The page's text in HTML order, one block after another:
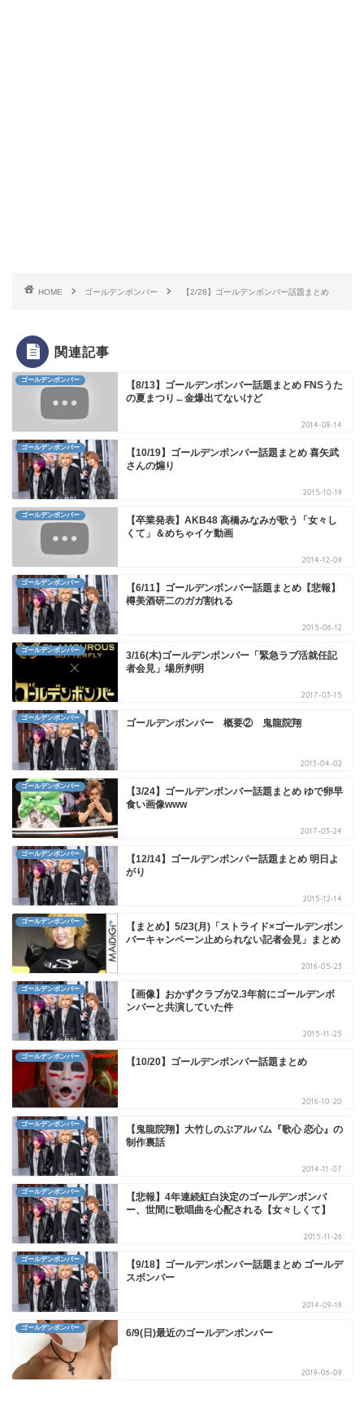
HOME ゴールデンボンバー 【2/28】ゴールデンボンバー話題まとめ
関連記事
ゴールデンボンバー
【8/13】ゴールデンボンバー話題まとめ FNSうた
の夏まつり←金爆出てないけど
2014-08-14
ゴールデンボンバー
【10/19】ゴールデンボンバー話題まとめ 喜矢武
さんの煽り
2015-10-19
ゴールデンボンバー
【卒業発表】AKB48 高橋みなみが歌う「女々し
くて」＆めちゃイケ動画
2014-12-09
ゴールデンボンバー
【6/11】ゴールデンボンバー話題まとめ【悲報】
樽美酒研二のガガ割れる
2015-06-12
ゴールデンボンバー
3/16(木)ゴールデンボンバー「緊急ラブ活就任記
者会見」場所判明
2017-03-15
ゴールデンボンバー ゴールデンボンバー 概要② 鬼龍院翔
2013-04-02
ゴールデンボンバー
【3/24】ゴールデンボンバー話題まとめ ゆで卵早
食い画像www
2017-03-24
ゴールデンボンバー
【12/14】ゴールデンボンバー話題まとめ 明日よ
がり
2015-12-14
ゴールデンボンバー
【まとめ】5/23(月)「ストライド×ゴールデンボン
バーキャンペーン止められない記者会見」まとめ
2016-05-23
ゴールデンボンバー
【画像】おかずクラブが2.3年前にゴールデンボ
ンバーと共演していた件
2015-11-25
ゴールデンボンバー 【10/20】ゴールデンボンバー話題まとめ
2016-10-20
ゴールデンボンバー
【鬼龍院翔】大竹しのぶアルバム『歌心 恋心』の
制作裏話
2014-11-07
ゴールデンボンバー
【悲報】4年連続紅白決定のゴールデンボンバ
ー、世間に歌唱曲を心配される【女々しくて】
2015-11-26
ゴールデンボンバー
【9/18】ゴールデンボンバー話題まとめ ゴールデ
スボンバー
2014-09-19
ゴールデンボンバー 6/9(日)最近のゴールデンボンバー
2019-06-09